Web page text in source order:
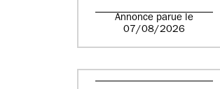
Annonce parue le
07/08/2026